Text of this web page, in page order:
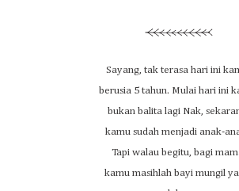
Sayang, tak terasa hari ini
berusia 5 tahun. Mulai hari ini
bukan balita lagi Nak,
kamu sudah menjadi anak-
Tapi walau begitu, bagi
kamu masihlah bayi mungil